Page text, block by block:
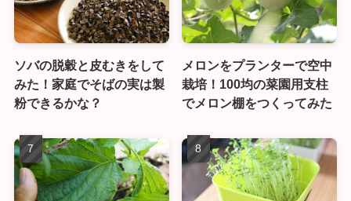
ソバの脱穀と皮むきをして
みた！家庭でそばの実は製
粉できるかな？
メロンをプランターで空中
栽培！100均の菜園用支柱
でメロン棚をつくってみた